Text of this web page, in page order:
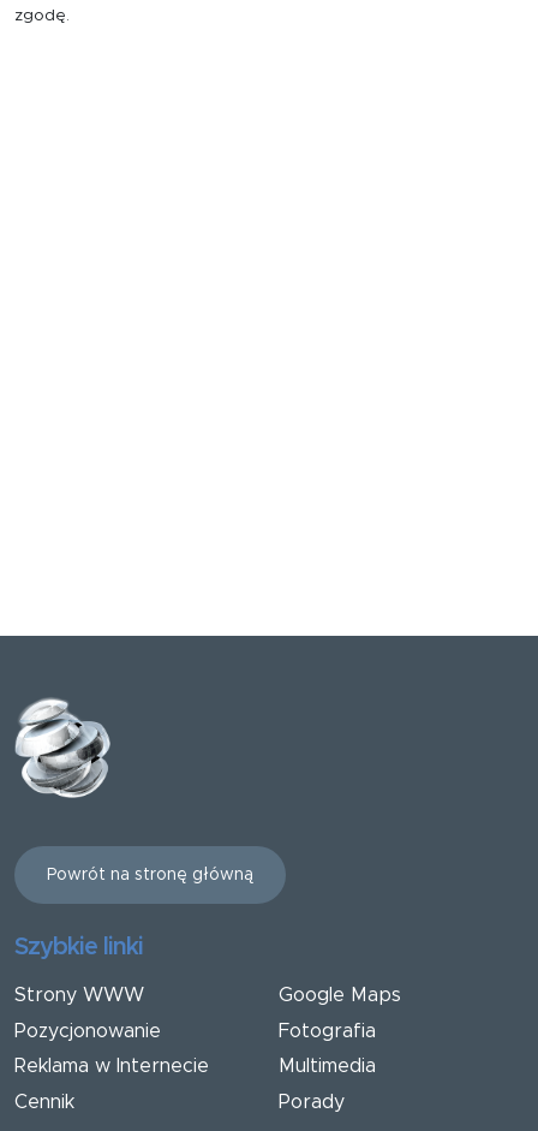
zgodę.
Powrót na stronę główną
Szybkie linki
Strony WWW
Pozycjonowanie
Reklama w Internecie
Cennik
Google Maps
Fotografia
Multimedia
Porady